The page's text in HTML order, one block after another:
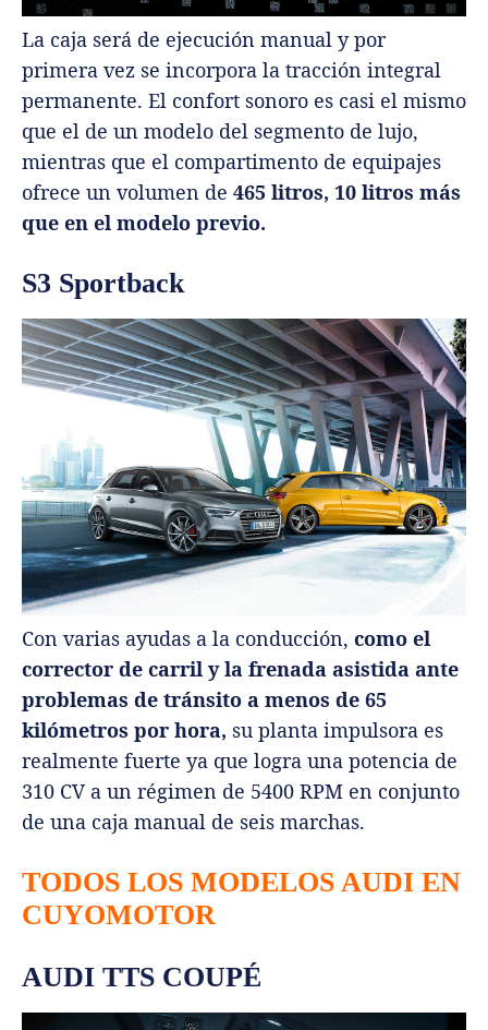
La caja será de ejecución manual y por
primera vez se incorpora la tracción integral
permanente. El confort sonoro es casi el mismo
que el de un modelo del segmento de lujo,
mientras que el compartimento de equipajes
ofrece un volumen de 465 litros, 10 litros más
que en el modelo previo.
S3 Sportback
Con varias ayudas a la conducción, como el
corrector de carril y la frenada asistida ante
problemas de tránsito a menos de 65
kilómetros por hora, su planta impulsora es
realmente fuerte ya que logra una potencia de
310 CV a un régimen de 5400 RPM en conjunto
de una caja manual de seis marchas.
TODOS LOS MODELOS AUDI EN
CUYOMOTOR
AUDI TTS COUPÉ